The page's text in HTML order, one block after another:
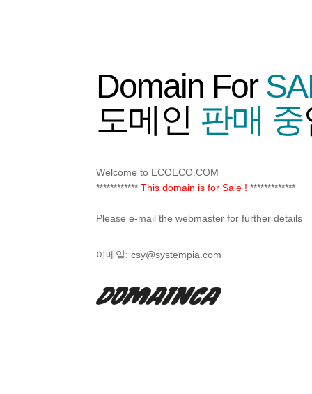
Domain For
도메인 판매 중
Welcome to ECOECO.COM
************ This domain is for Sale ! *************
Please e-mail the webmaster for further details
이메일: csy@systempia.com